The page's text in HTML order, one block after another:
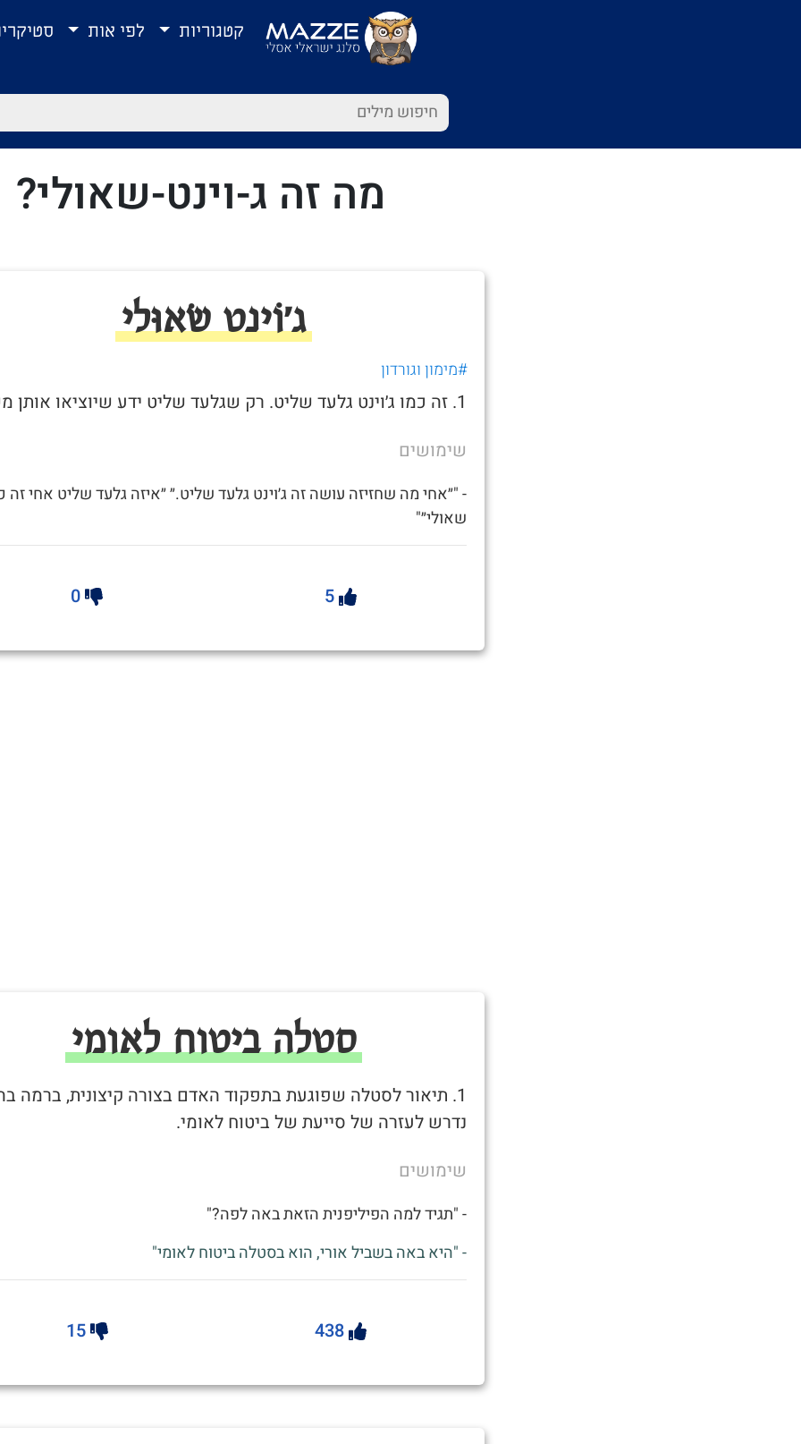
קטגוריות לפי אות
מה זה ג-וינט-שאולי?
ג׳וֹינט שׂאוּלי
#מימון וגורדון
1. זה כמו ג׳וינט גלעד שליט. רק שגלעד שליט ידע שיוציאו אותן משם.
שימושים
- "״אחי מה שחזיזה עושה זה ג׳וינט גלעד שליט.״ ״איזה גלעד שליט אחי זה
שאולי״"
5
0
סטלה ביטוח לאומי
1. תיאור לסטלה שפוגעת בתפקוד האדם בצורה קיצונית, ברמה
נדרש לעזרה של סייעת של ביטוח לאומי.
שימושים
- "תגיד למה הפיליפנית הזאת באה לפה?"
- "היא באה בשביל אורי, הוא בסטלה ביטוח לאומי"
438
15